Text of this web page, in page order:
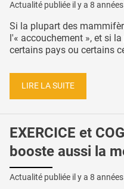
Actualité publiée il y a 8
Si la plupart des
l'« accouchement », et si
certains pays ou certains
LIRE LA SUITE
EXERCICE et
booste aussi la
Actualité publiée il y a 8